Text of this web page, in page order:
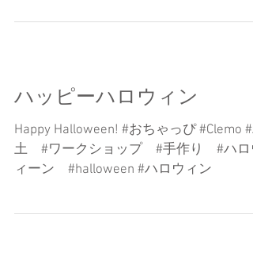
ハッピーハロウィン
Happy Halloween! #おちゃっぴ #Clemo #粘
土 #ワークショップ #手作り #ハロ
ィーン #halloween #ハロウィン